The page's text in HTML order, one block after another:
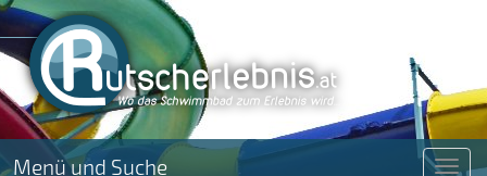
Menü und Suche Menü